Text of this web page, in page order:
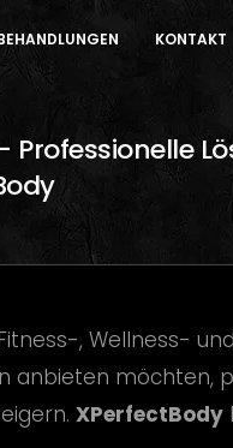
KONTAKT
, Wellness-
anbieten möchten,
XPerfectBody